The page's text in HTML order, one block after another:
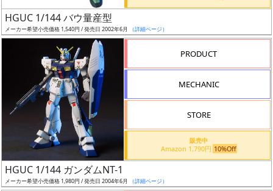
日
発
売
シュ
通知
ギ
ャ
HGUC 1/144 バウ量産型
メーカー希望小売価格 1,540円 / 発売日 2002年6月 （詳細ページ）
PRODUCT
MECHANIC
STORE
販売中
Amazon 1,790円 10%Off
HGUC 1/144 ガンダムNT-1
メーカー希望小売価格 1,980円 / 発売日 2004年6月 （詳細ページ）